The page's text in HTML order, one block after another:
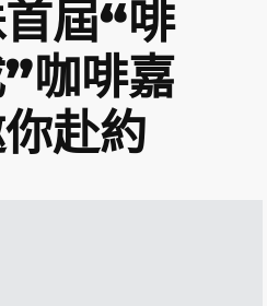
屆“啡
咖啡嘉
赴約